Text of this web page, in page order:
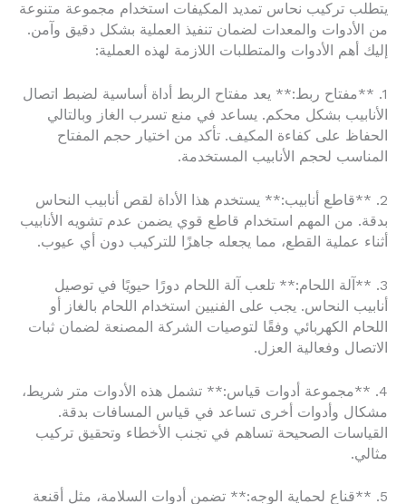
يتطلب تركيب نحاس تمديد المكيفات استخدام مجموعة متنوعة
من الأدوات والمعدات لضمان تنفيذ العملية بشكل دقيق وآمن.
إليك أهم الأدوات والمتطلبات اللازمة لهذه العملية:
1. **مفتاح ربط:** يعد مفتاح الربط أداة أساسية لضبط اتصال
الأنابيب بشكل محكم. يساعد في منع تسرب الغاز وبالتالي
الحفاظ على كفاءة المكيف. تأكد من اختيار حجم المفتاح
المناسب لحجم الأنابيب المستخدمة.
2. **قاطع أنابيب:** يستخدم هذا الأداة لقص أنابيب النحاس
بدقة. من المهم استخدام قاطع قوي يضمن عدم تشويه الأنابيب
أثناء عملية القطع، مما يجعله جاهزًا للتركيب دون أي عيوب.
3. **آلة اللحام:** تلعب آلة اللحام دورًا حيويًا في توصيل
أنابيب النحاس. يجب على الفنيين استخدام اللحام بالغاز أو
اللحام الكهربائي وفقًا لتوصيات الشركة المصنعة لضمان ثبات
الاتصال وفعالية العزل.
4. **مجموعة أدوات قياس:** تشمل هذه الأدوات متر شريط،
مشكال وأدوات أخرى تساعد في قياس المسافات بدقة.
القياسات الصحيحة تساهم في تجنب الأخطاء وتحقيق تركيب
مثالي.
5. **قناع لحماية الوجه:** تضمن أدوات السلامة، مثل أقنعة